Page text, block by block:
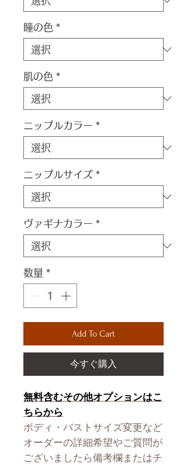
瞳の色 *
肌の色 *
ニップルカラー *
ニップルサイズ *
ヴァギナカラー *
数量 *
Add To Cart
今すぐ購入
無料含むその他オプションはこ
ちらから
ボディ・バストサイズ変更など
オーダーの詳細希望やご質問が
ございましたら備考欄またはチ